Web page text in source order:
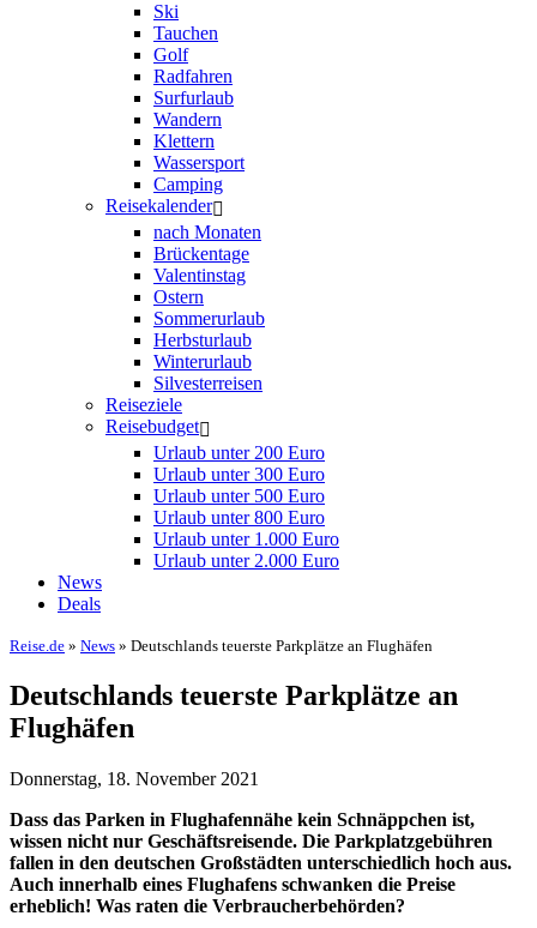
Ski
Tauchen
Golf
Radfahren
Surfurlaub
Wandern
Klettern
Wassersport
Camping
Reisekalender
nach Monaten
Brückentage
Valentinstag
Ostern
Sommerurlaub
Herbsturlaub
Winterurlaub
Silvesterreisen
Reiseziele
Reisebudget
Urlaub unter 200 Euro
Urlaub unter 300 Euro
Urlaub unter 500 Euro
Urlaub unter 800 Euro
Urlaub unter 1.000 Euro
Urlaub unter 2.000 Euro
News
Deals
Reise.de » News » Deutschlands teuerste Parkplätze an Flughäfen
Deutschlands teuerste Parkplätze an
Flughäfen
Donnerstag, 18. November 2021
Dass das Parken in Flughafennähe kein Schnäppchen ist,
wissen nicht nur Geschäftsreisende. Die Parkplatzgebühren
fallen in den deutschen Großstädten unterschiedlich hoch aus.
Auch innerhalb eines Flughafens schwanken die Preise
erheblich! Was raten die Verbraucherbehörden?